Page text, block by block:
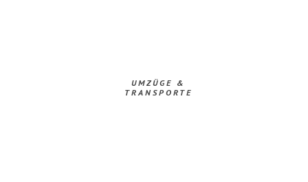
UMZÜGE &
TRANSPORTE